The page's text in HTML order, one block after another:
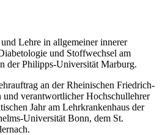
Lehre in allgemeiner innerer
und Stoffwechsel am
der Philipps-Universität Marburg.
an der Rheinischen Friedrich-
verantwortlicher Hochschullehrer
Jahr am Lehrkrankenhaus der
Universität Bonn, dem St.